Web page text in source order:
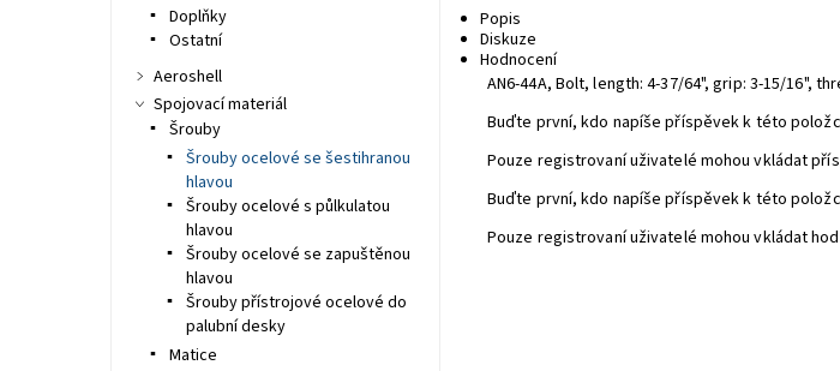
Popis
Diskuze
Hodnocení
AN6-44A, Bolt,length: 4-37/64", grip: 3-15/16",
Buďte první, kdo napíše příspěvek k této
Pouze registrovaní uživatelé mohou vkládat
Buďte první, kdo napíše příspěvek k této
Pouze registrovaní uživatelé mohou vkládat
Doplňky
Ostatní
Aeroshell
Spojovací materiál
Šrouby
Šrouby ocelové se šestihranou
hlavou
Šrouby ocelové s půlkulatou
hlavou
Šrouby ocelové se zapuštěnou
hlavou
Šrouby přístrojové ocelové do
palubní desky
Matice